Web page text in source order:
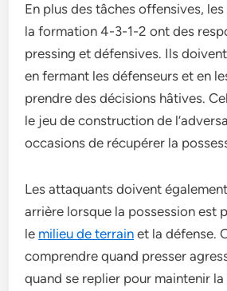
En plus des tâches offensives,
la formation 4-3-1-2 ont des
pressing et défensives. Ils
en fermant les défenseurs et en
prendre des décisions hâtives.
le jeu de construction de
occasions de récupérer la
Les attaquants doivent
arrière lorsque la possession est
le milieu de terrain et la défense.
comprendre quand presser
quand se replier pour maintenir